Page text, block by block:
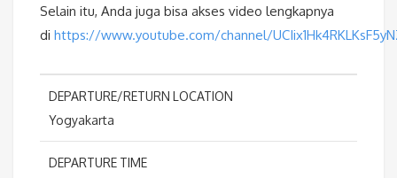
Selain itu, Anda juga bisa akses video lengkapnya
di https://www.youtube.com/channel/
DEPARTURE/RETURN LOCATION
Yogyakarta
DEPARTURE TIME